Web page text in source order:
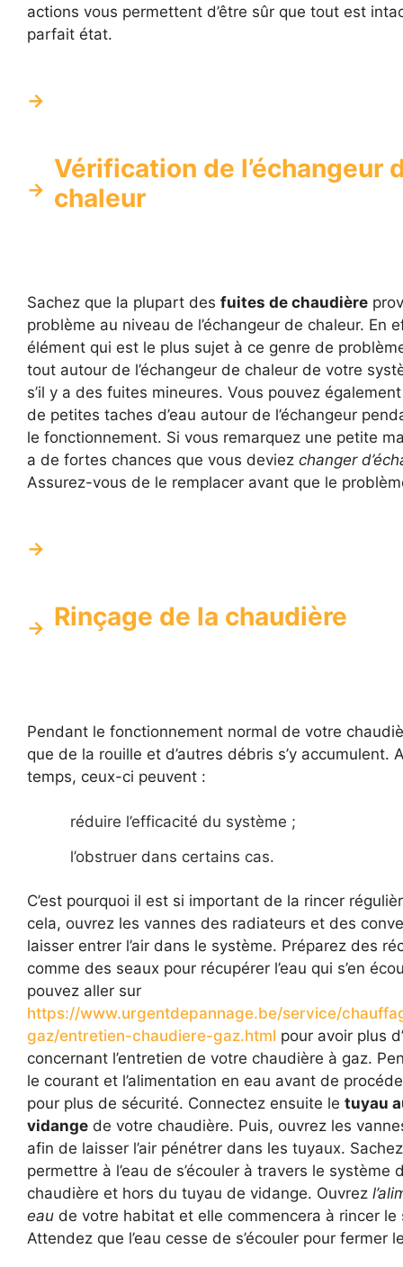
actions vous permettent d’être sûr que tout est
parfait état.
Vérification de l’échangeur
chaleur
Sachez que la plupart des fuites de chaudière
problème au niveau de l’échangeur de chaleur. En
élément qui est le plus sujet à ce genre de
tout autour de l’échangeur de chaleur de votre
s’il y a des fuites mineures. Vous pouvez
de petites taches d’eau autour de l’échangeur
le fonctionnement. Si vous remarquez une petite
a de fortes chances que vous deviez changer
Assurez-vous de le remplacer avant que le
Rinçage de la chaudière
Pendant le fonctionnement normal de votre
que de la rouille et d’autres débris s’y accumulent.
temps, ceux-ci peuvent :
réduire l’efficacité du système ;
l’obstruer dans certains cas.
C’est pourquoi il est si important de la rincer
cela, ouvrez les vannes des radiateurs et des
laisser entrer l’air dans le système. Préparez des
comme des seaux pour récupérer l’eau qui s’en
pouvez aller sur
https://www.urgentdepannage.be/service/
gaz/entretien-chaudiere-gaz.html pour avoir plus
concernant l’entretien de votre chaudière à gaz.
le courant et l’alimentation en eau avant de
pour plus de sécurité. Connectez ensuite le tuyau
vidange de votre chaudière. Puis, ouvrez les
afin de laisser l’air pénétrer dans les tuyaux. Sachez
permettre à l’eau de s’écouler à travers le système
chaudière et hors du tuyau de vidange. Ouvrez
eau de votre habitat et elle commencera à rincer le
Attendez que l’eau cesse de s’écouler pour fermer